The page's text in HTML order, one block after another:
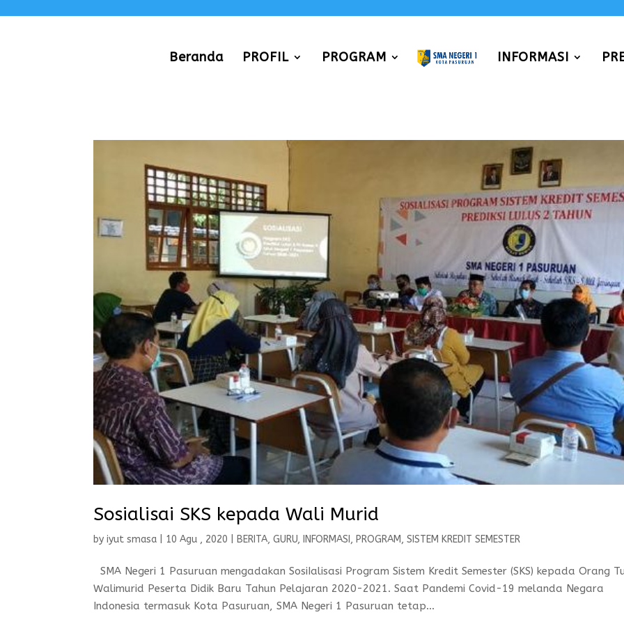
Beranda PROFIL PROGRAM INFORMASI
Sosialisai SKS kepada Wali Murid
byiyut smasa 10 Agu , 2020 BERITA,GURU, INFORMASI , PROGRAM,SISTEM KREDIT SEMESTER
SMA Negeri 1 Pasuruan mengadakan SosiIalisasi Program Sistem Kredit Semester (SKS) kepada Orang
Walimurid Peserta Didik Baru Tahun Pelajaran 2020-2021. Saat Pandemi Covid-19 melanda Negara
Indonesia termasuk Kota Pasuruan, SMA Negeri 1 Pasuruan tetap...